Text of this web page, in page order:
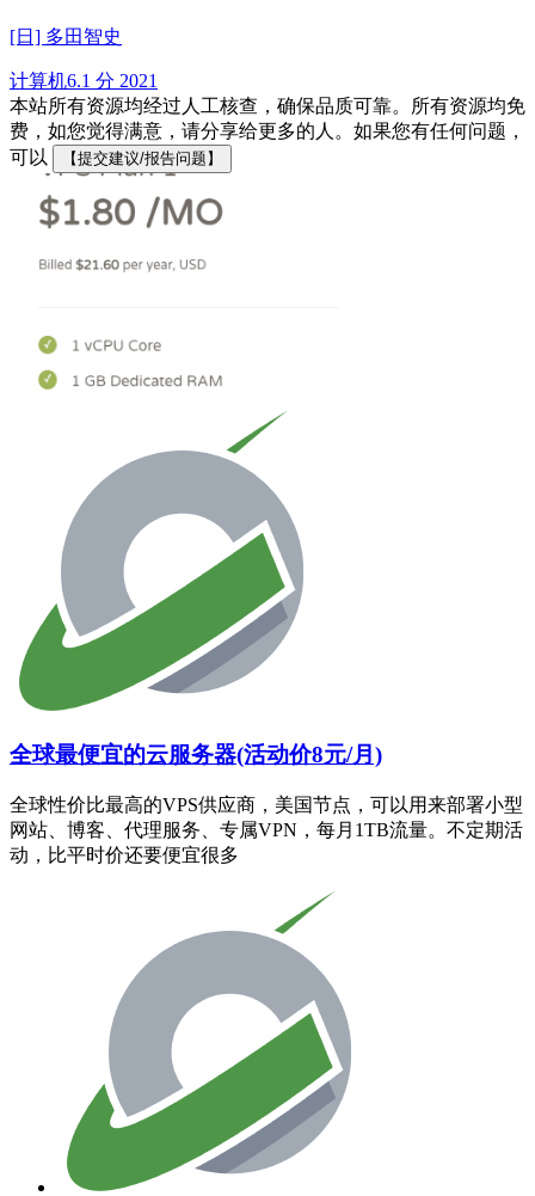
[日] 多田智史
计算机6.1 分 2021
本站所有资源均经过人工核查，确保品质可靠。所有资源均免
费，如您觉得满意，请分享给更多的人。如果您有任何问题，
可以
【提交建议/报告问题】
全球最便宜的云服务器(活动价8元/月)
全球性价比最高的VPS供应商，美国节点，可以用来部署小型
网站、博客、代理服务、专属VPN，每月1TB流量。不定期活
动，比平时价还要便宜很多